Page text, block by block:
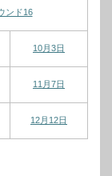
ンド16
10月3日
11月7日
12月12日